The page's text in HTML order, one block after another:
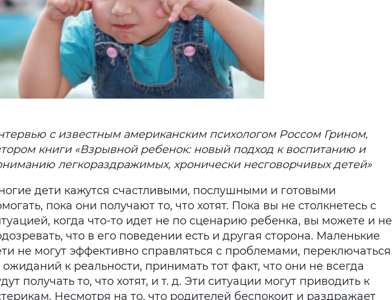
с известным американским психологом Россом Грином,
книги «Взрывной ребенок: новый подход к воспитанию и
легкораздражимых, хронически несговорчивых детей»
дети кажутся счастливыми, послушными и готовыми
пока они получают то, что хотят. Пока вы не столкнетесь с
когда что-то идет не по сценарию ребенка, вы можете и не
что в его поведении есть и другая сторона. Маленькие
не могут эффективно справляться с проблемами, переключаться
ожиданий к реальности, принимать тот факт, что они не всегда
получать то, что хотят, и т. д. Эти ситуации могут приводить к
Несмотря на то, что родителей беспокоит и раздражает